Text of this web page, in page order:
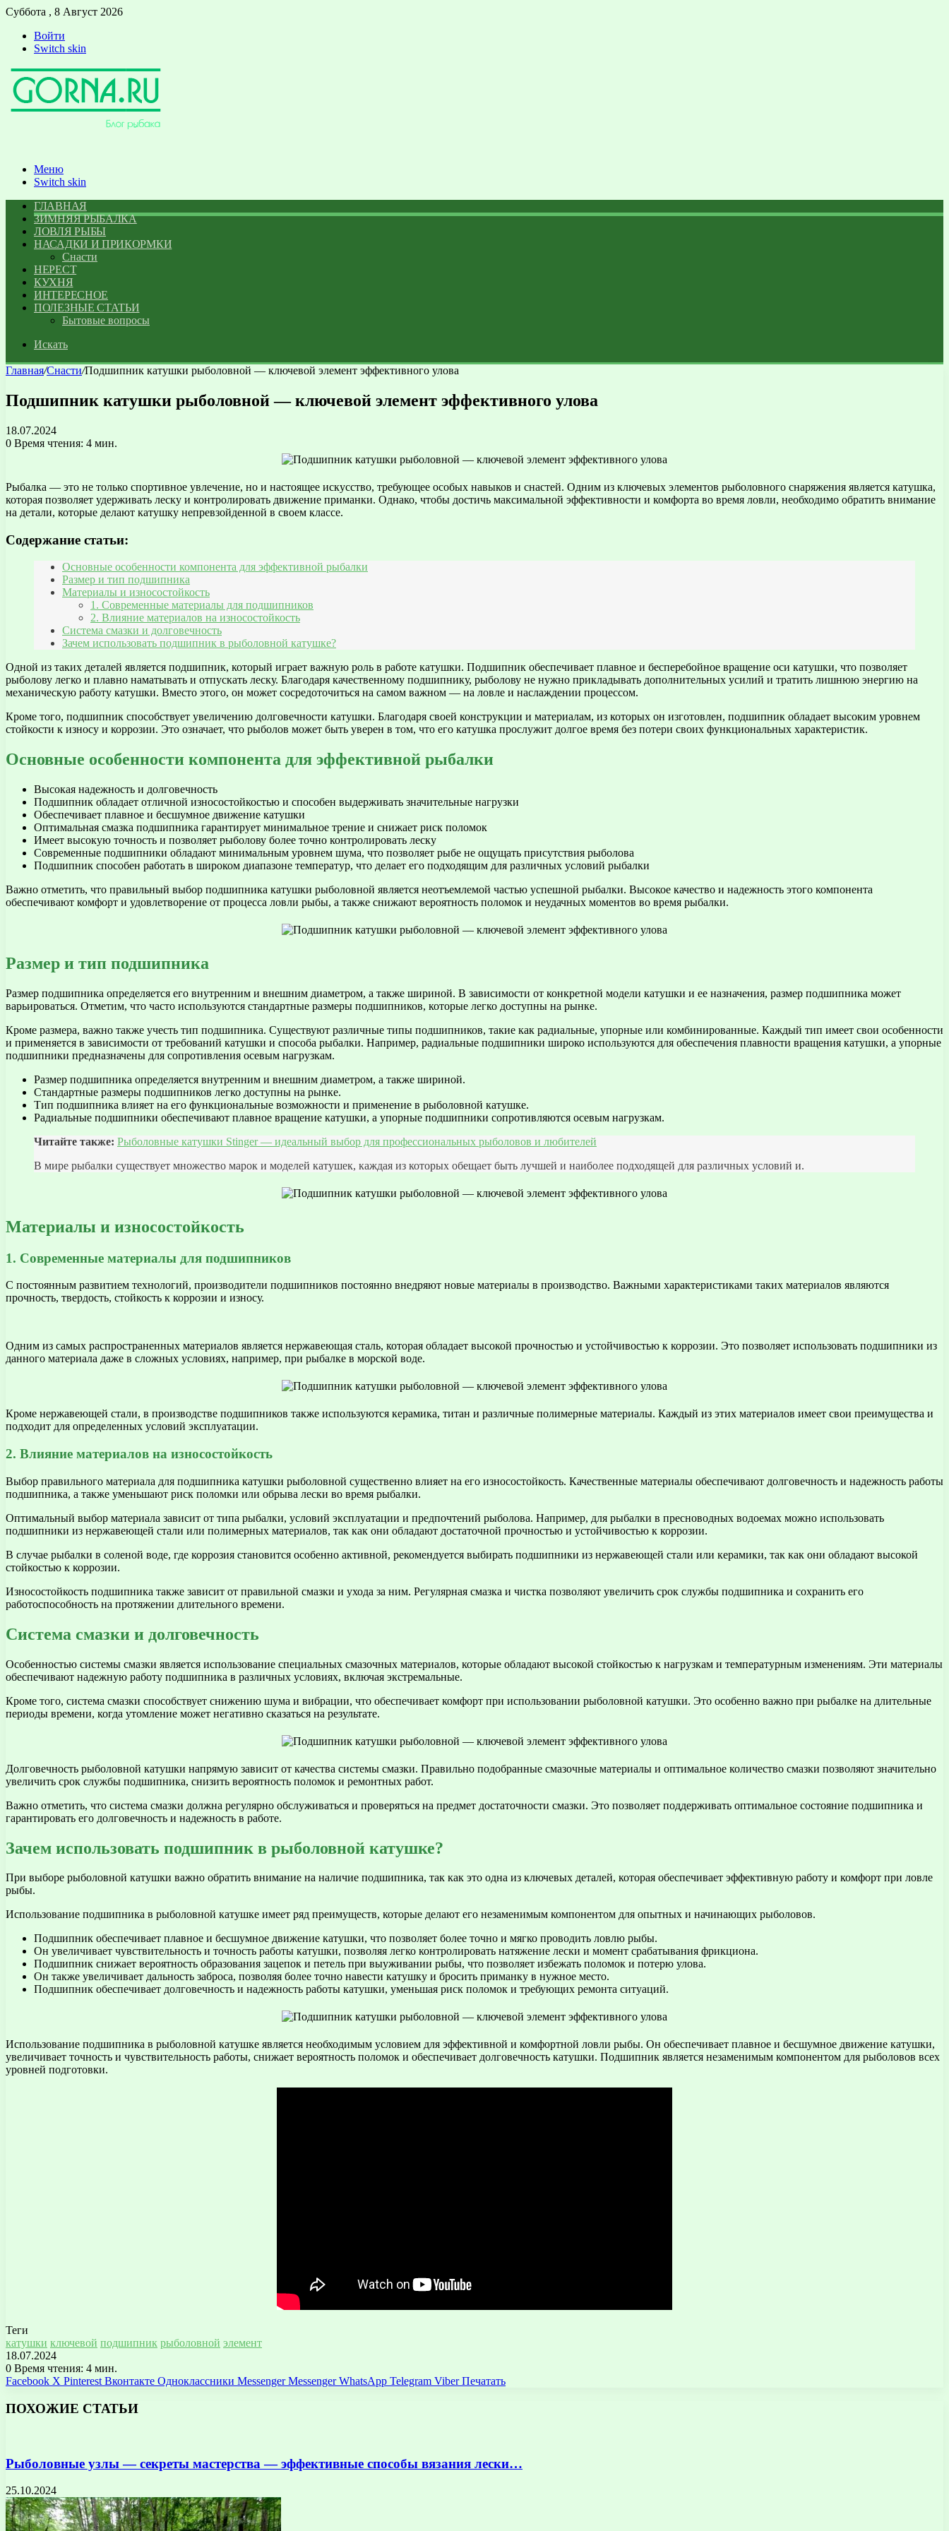
Суббота , 8 Август 2026
Войти
Switch skin
Меню
Switch skin
ГЛАВНАЯ
ЗИМНЯЯ РЫБАЛКА
ЛОВЛЯ РЫБЫ
НАСАДКИ И ПРИКОРМКИ
Снасти
НЕРЕСТ
КУХНЯ
ИНТЕРЕСНОЕ
ПОЛЕЗНЫЕ СТАТЬИ
Бытовые вопросы
Искать
Главная/Снасти/Подшипник катушки рыболовной — ключевой элемент эффективного улова
Подшипник катушки рыболовной — ключевой элемент эффективного улова
18.07.2024
0 Время чтения: 4 мин.
Рыбалка — это не только спортивное увлечение, но и настоящее искусство, требующее особых навыков и снастей. Одним из ключевых элементов рыболовного снаряжения является катушка,
которая позволяет удерживать леску и контролировать движение приманки. Однако, чтобы достичь максимальной эффективности и комфорта во время ловли, необходимо обратить внимание
на детали, которые делают катушку непревзойденной в своем классе.
Содержание статьи:
Основные особенности компонента для эффективной рыбалки
Размер и тип подшипника
Материалы и износостойкость
1. Современные материалы для подшипников
2. Влияние материалов на износостойкость
Система смазки и долговечность
Зачем использовать подшипник в рыболовной катушке?
Одной из таких деталей является подшипник, который играет важную роль в работе катушки. Подшипник обеспечивает плавное и бесперебойное вращение оси катушки, что позволяет
рыболову легко и плавно наматывать и отпускать леску. Благодаря качественному подшипнику, рыболову не нужно прикладывать дополнительных усилий и тратить лишнюю энергию на
механическую работу катушки. Вместо этого, он может сосредоточиться на самом важном — на ловле и наслаждении процессом.
Кроме того, подшипник способствует увеличению долговечности катушки. Благодаря своей конструкции и материалам, из которых он изготовлен, подшипник обладает высоким уровнем
стойкости к износу и коррозии. Это означает, что рыболов может быть уверен в том, что его катушка прослужит долгое время без потери своих функциональных характеристик.
Основные особенности компонента для эффективной рыбалки
Высокая надежность и долговечность
Подшипник обладает отличной износостойкостью и способен выдерживать значительные нагрузки
Обеспечивает плавное и бесшумное движение катушки
Оптимальная смазка подшипника гарантирует минимальное трение и снижает риск поломок
Имеет высокую точность и позволяет рыболову более точно контролировать леску
Современные подшипники обладают минимальным уровнем шума, что позволяет рыбе не ощущать присутствия рыболова
Подшипник способен работать в широком диапазоне температур, что делает его подходящим для различных условий рыбалки
Важно отметить, что правильный выбор подшипника катушки рыболовной является неотъемлемой частью успешной рыбалки. Высокое качество и надежность этого компонента
обеспечивают комфорт и удовлетворение от процесса ловли рыбы, а также снижают вероятность поломок и неудачных моментов во время рыбалки.
Размер и тип подшипника
Размер подшипника определяется его внутренним и внешним диаметром, а также шириной. В зависимости от конкретной модели катушки и ее назначения, размер подшипника может
варьироваться. Отметим, что часто используются стандартные размеры подшипников, которые легко доступны на рынке.
Кроме размера, важно также учесть тип подшипника. Существуют различные типы подшипников, такие как радиальные, упорные или комбинированные. Каждый тип имеет свои особенности
и применяется в зависимости от требований катушки и способа рыбалки. Например, радиальные подшипники широко используются для обеспечения плавности вращения катушки, а упорные
подшипники предназначены для сопротивления осевым нагрузкам.
Размер подшипника определяется внутренним и внешним диаметром, а также шириной.
Стандартные размеры подшипников легко доступны на рынке.
Тип подшипника влияет на его функциональные возможности и применение в рыболовной катушке.
Радиальные подшипники обеспечивают плавное вращение катушки, а упорные подшипники сопротивляются осевым нагрузкам.
Читайте также: Рыболовные катушки Stinger — идеальный выбор для профессиональных рыболовов и любителей
В мире рыбалки существует множество марок и моделей катушек, каждая из которых обещает быть лучшей и наиболее подходящей для различных условий и.
Материалы и износостойкость
1. Современные материалы для подшипников
С постоянным развитием технологий, производители подшипников постоянно внедряют новые материалы в производство. Важными характеристиками таких материалов являются
прочность, твердость, стойкость к коррозии и износу.
Одним из самых распространенных материалов является нержавеющая сталь, которая обладает высокой прочностью и устойчивостью к коррозии. Это позволяет использовать подшипники из
данного материала даже в сложных условиях, например, при рыбалке в морской воде.
Кроме нержавеющей стали, в производстве подшипников также используются керамика, титан и различные полимерные материалы. Каждый из этих материалов имеет свои преимущества и
подходит для определенных условий эксплуатации.
2. Влияние материалов на износостойкость
Выбор правильного материала для подшипника катушки рыболовной существенно влияет на его износостойкость. Качественные материалы обеспечивают долговечность и надежность работы
подшипника, а также уменьшают риск поломки или обрыва лески во время рыбалки.
Оптимальный выбор материала зависит от типа рыбалки, условий эксплуатации и предпочтений рыболова. Например, для рыбалки в пресноводных водоемах можно использовать
подшипники из нержавеющей стали или полимерных материалов, так как они обладают достаточной прочностью и устойчивостью к коррозии.
В случае рыбалки в соленой воде, где коррозия становится особенно активной, рекомендуется выбирать подшипники из нержавеющей стали или керамики, так как они обладают высокой
стойкостью к коррозии.
Износостойкость подшипника также зависит от правильной смазки и ухода за ним. Регулярная смазка и чистка позволяют увеличить срок службы подшипника и сохранить его
работоспособность на протяжении длительного времени.
Система смазки и долговечность
Особенностью системы смазки является использование специальных смазочных материалов, которые обладают высокой стойкостью к нагрузкам и температурным изменениям. Эти материалы
обеспечивают надежную работу подшипника в различных условиях, включая экстремальные.
Кроме того, система смазки способствует снижению шума и вибрации, что обеспечивает комфорт при использовании рыболовной катушки. Это особенно важно при рыбалке на длительные
периоды времени, когда утомление может негативно сказаться на результате.
Долговечность рыболовной катушки напрямую зависит от качества системы смазки. Правильно подобранные смазочные материалы и оптимальное количество смазки позволяют значительно
увеличить срок службы подшипника, снизить вероятность поломок и ремонтных работ.
Важно отметить, что система смазки должна регулярно обслуживаться и проверяться на предмет достаточности смазки. Это позволяет поддерживать оптимальное состояние подшипника и
гарантировать его долговечность и надежность в работе.
Зачем использовать подшипник в рыболовной катушке?
При выборе рыболовной катушки важно обратить внимание на наличие подшипника, так как это одна из ключевых деталей, которая обеспечивает эффективную работу и комфорт при ловле
рыбы.
Использование подшипника в рыболовной катушке имеет ряд преимуществ, которые делают его незаменимым компонентом для опытных и начинающих рыболовов.
Подшипник обеспечивает плавное и бесшумное движение катушки, что позволяет более точно и мягко проводить ловлю рыбы.
Он увеличивает чувствительность и точность работы катушки, позволяя легко контролировать натяжение лески и момент срабатывания фрикциона.
Подшипник снижает вероятность образования зацепок и петель при выуживании рыбы, что позволяет избежать поломок и потерю улова.
Он также увеличивает дальность заброса, позволяя более точно навести катушку и бросить приманку в нужное место.
Подшипник обеспечивает долговечность и надежность работы катушки, уменьшая риск поломок и требующих ремонта ситуаций.
Использование подшипника в рыболовной катушке является необходимым условием для эффективной и комфортной ловли рыбы. Он обеспечивает плавное и бесшумное движение катушки,
увеличивает точность и чувствительность работы, снижает вероятность поломок и обеспечивает долговечность катушки. Подшипник является незаменимым компонентом для рыболовов всех
уровней подготовки.
Теги
катушки ключевой подшипник рыболовной элемент
18.07.2024
0 Время чтения: 4 мин.
Facebook X Pinterest Вконтакте Одноклассники Messenger Messenger WhatsApp Telegram Viber Печатать
ПОХОЖИЕ СТАТЬИ
Рыболовные узлы — секреты мастерства — эффективные способы вязания лески…
25.10.2024